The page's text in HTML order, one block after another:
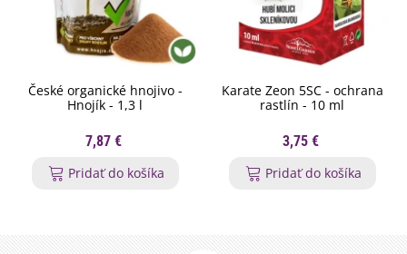
České organické hnojivo -
Hnojík - 1,3 l
7,87 €
Pridať do košíka
Karate Zeon 5SC - ochrana
rastlín - 10 ml
3,75 €
Pridať do košíka